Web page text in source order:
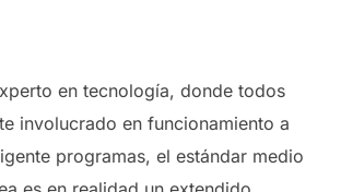
en tecnología, donde todos
involucrado en funcionamiento a
programas, el estándar medio